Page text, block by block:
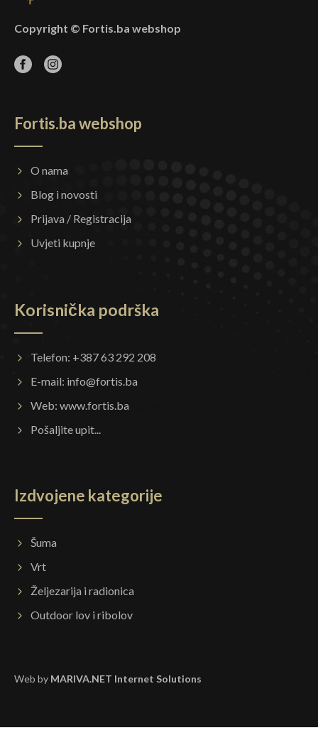
Copyright © Fortis.ba webshop
Fortis.ba webshop
O nama
Blog i novosti
Prijava / Registracija
Uvjeti kupnje
Korisnička podrška
Telefon: +387 63 292 208
E-mail: info@fortis.ba
Web: www.fortis.ba
Pošaljite upit...
Izdvojene kategorije
Šuma
Vrt
Željezarija i radionica
Outdoor lov i ribolov
Web by MARIVA.NET Internet Solutions